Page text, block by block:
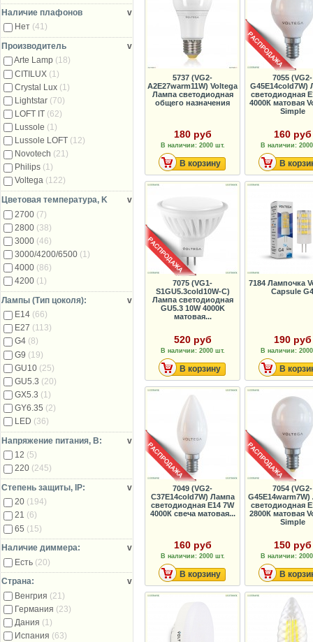
Наличие плафонов
v
Нет (41)
Производитель
v
Arte Lamp (18)
CITILUX (1)
Crystal Lux (1)
Lightstar (70)
LOFT IT (62)
Lussole (1)
Lussole LOFT (12)
Novotech (21)
Philips (1)
Voltega (122)
Цветовая температура, K
v
2700 (7)
2800 (38)
3000 (46)
3000/4200/6500 (1)
4000 (86)
4200 (1)
Лампы (Тип цоколя):
v
E14 (66)
E27 (113)
G4 (8)
G9 (19)
GU10 (25)
GU5.3 (20)
GX5.3 (1)
GY6.35 (2)
LED (36)
Напряжение питания, В:
v
12 (5)
220 (245)
Степень защиты, IP:
v
20 (194)
21 (6)
65 (15)
Наличие диммера:
v
Есть (20)
Страна:
v
Венгрия (21)
Германия (23)
Дания (1)
Испания (63)
5737 (VG2-
A2E27warm11W) Voltega
Лампа светодиодная
общего назначения
180 руб
В наличии: 2000 шт.
В корзину
7055 (VG2-
G45E14cold7W)
светодиодная
4000К матовая
Simple
160 руб
В наличии:
В
7075 (VG1-
S1GU5.3cold10W-C)
Лампа светодиодная
GU5.3 10W 4000K
матовая...
520 руб
В наличии: 2000 шт.
В корзину
7184 Лампочка
Capsule G4
190 руб
В наличии:
В
7049 (VG2-
C37E14cold7W) Лампа
светодиодная E14 7W
4000К свеча матовая...
160 руб
В наличии: 2000 шт.
В корзину
7054 (VG2-
светодиодная
2800К матовая
Simple
150 руб
В наличии:
В